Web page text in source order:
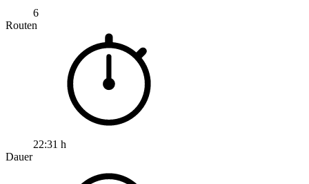
6
Routen
22:31 h
Dauer